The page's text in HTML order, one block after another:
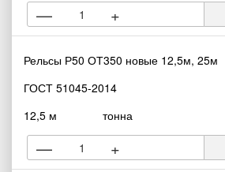
— +
Рельсы Р50 ОТ350 новые 12,5м, 25м
ГОСТ 51045-2014
12,5 м
тонна
— +